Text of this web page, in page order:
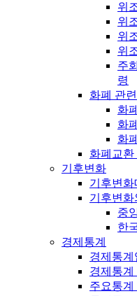
위
위
위
위
주
령
화폐 관
화
화
화
화폐교환
기후변화
기후변화
기후변화
중
한
경제통계
경제통계
경제통계
주요통계